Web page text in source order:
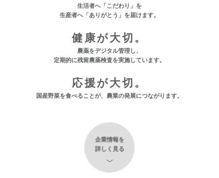
生活者へ「こだわり」を
生産者へ「ありがとう」を届けます。
健康が大切。
農薬をデジタル管理し、
定期的に残留農薬検査を実施しています。
応援が大切。
国産野菜を食べることが、 農業の発展につながります。
企業情報を
詳しく見る